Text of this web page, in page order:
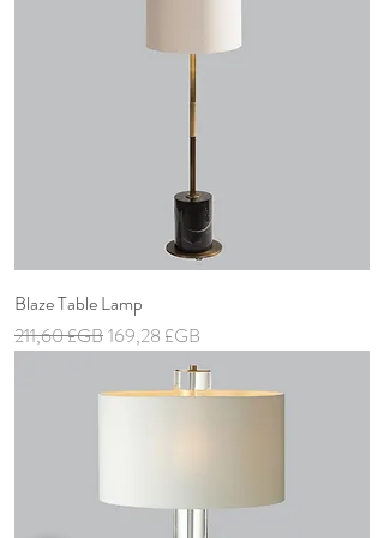
Blaze Table Lamp
Prix original
211,60 £GBPrix promotionnel
169,28 £GB